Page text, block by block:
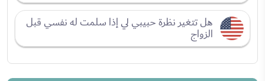
هل تتغير نظرة حبيبي لي إذا سلمت له نفسي قبل
الزواج